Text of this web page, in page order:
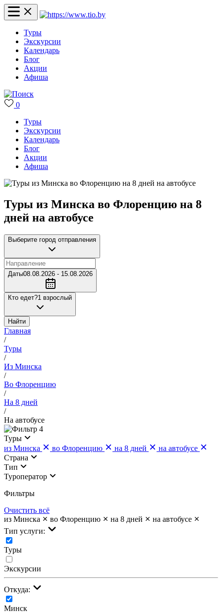
Туры
Экскурсии
Календарь
Блог
Акции
Афиша
0
Туры
Экскурсии
Календарь
Блог
Акции
Афиша
Туры из Минска во Флоренцию на 8
дней на автобусе
Выберите город отправления
Даты08.08.2026 - 15.08.2026
Кто едет?1 взрослый
Найти
Главная
/
Туры
/
Из Минска
/
Во Флоренцию
/
На 8 дней
/
На автобусе
4
Туры
из Минска
во Флоренцию на 8 дней
на автобусе
Страна
Тип
Туроператор
Фильтры
Очистить всё
из Минска
во Флоренцию на 8 дней
на автобусе
Тип услуги:
Туры
Экскурсии
Откуда:
Минск